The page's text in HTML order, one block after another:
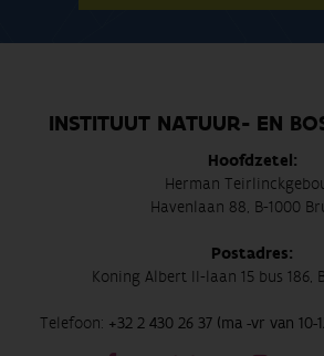
INSTITUUT NATUUR- EN
Hoofdzetel:
Herman
Havenlaan 88, B-1000
Postadres:
Koning Albert II-laan 15 bus 186,
Telefoon: +32 2 430 26 37 (ma -vr van